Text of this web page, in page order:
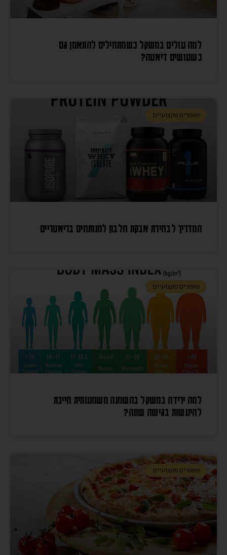
למה עולים במשקל כשמתחילים להתאמן גם
כשעושים דיאטה?
מאמרים מקצועיים
המדריך לבחירת אבקת חלבון למנותחים בריאטריים
מאמרים מקצועיים
למה ירידה במשקל בהשמנה משמעותית חייבת
להיעשות בגישה שונה?
מאמרים מקצועיים